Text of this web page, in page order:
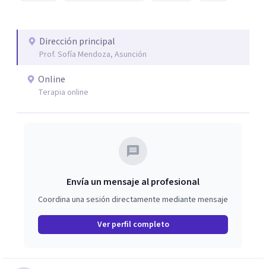
Dirección principal
Prof. Sofía Mendoza, Asunción
Online
Terapia online
Envía un mensaje al profesional
Coordina una sesión directamente mediante mensaje
Ver perfil completo